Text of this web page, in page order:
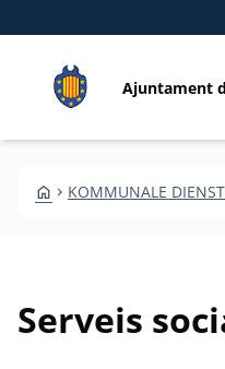
Ajuntament
HOME CHEVRON_RIGHT KOMMUNALE
Serveis